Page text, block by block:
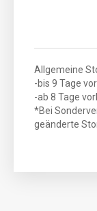
Allgemeine
-bis 9 Tage
-ab 8 Tage
*Bei
geänderte